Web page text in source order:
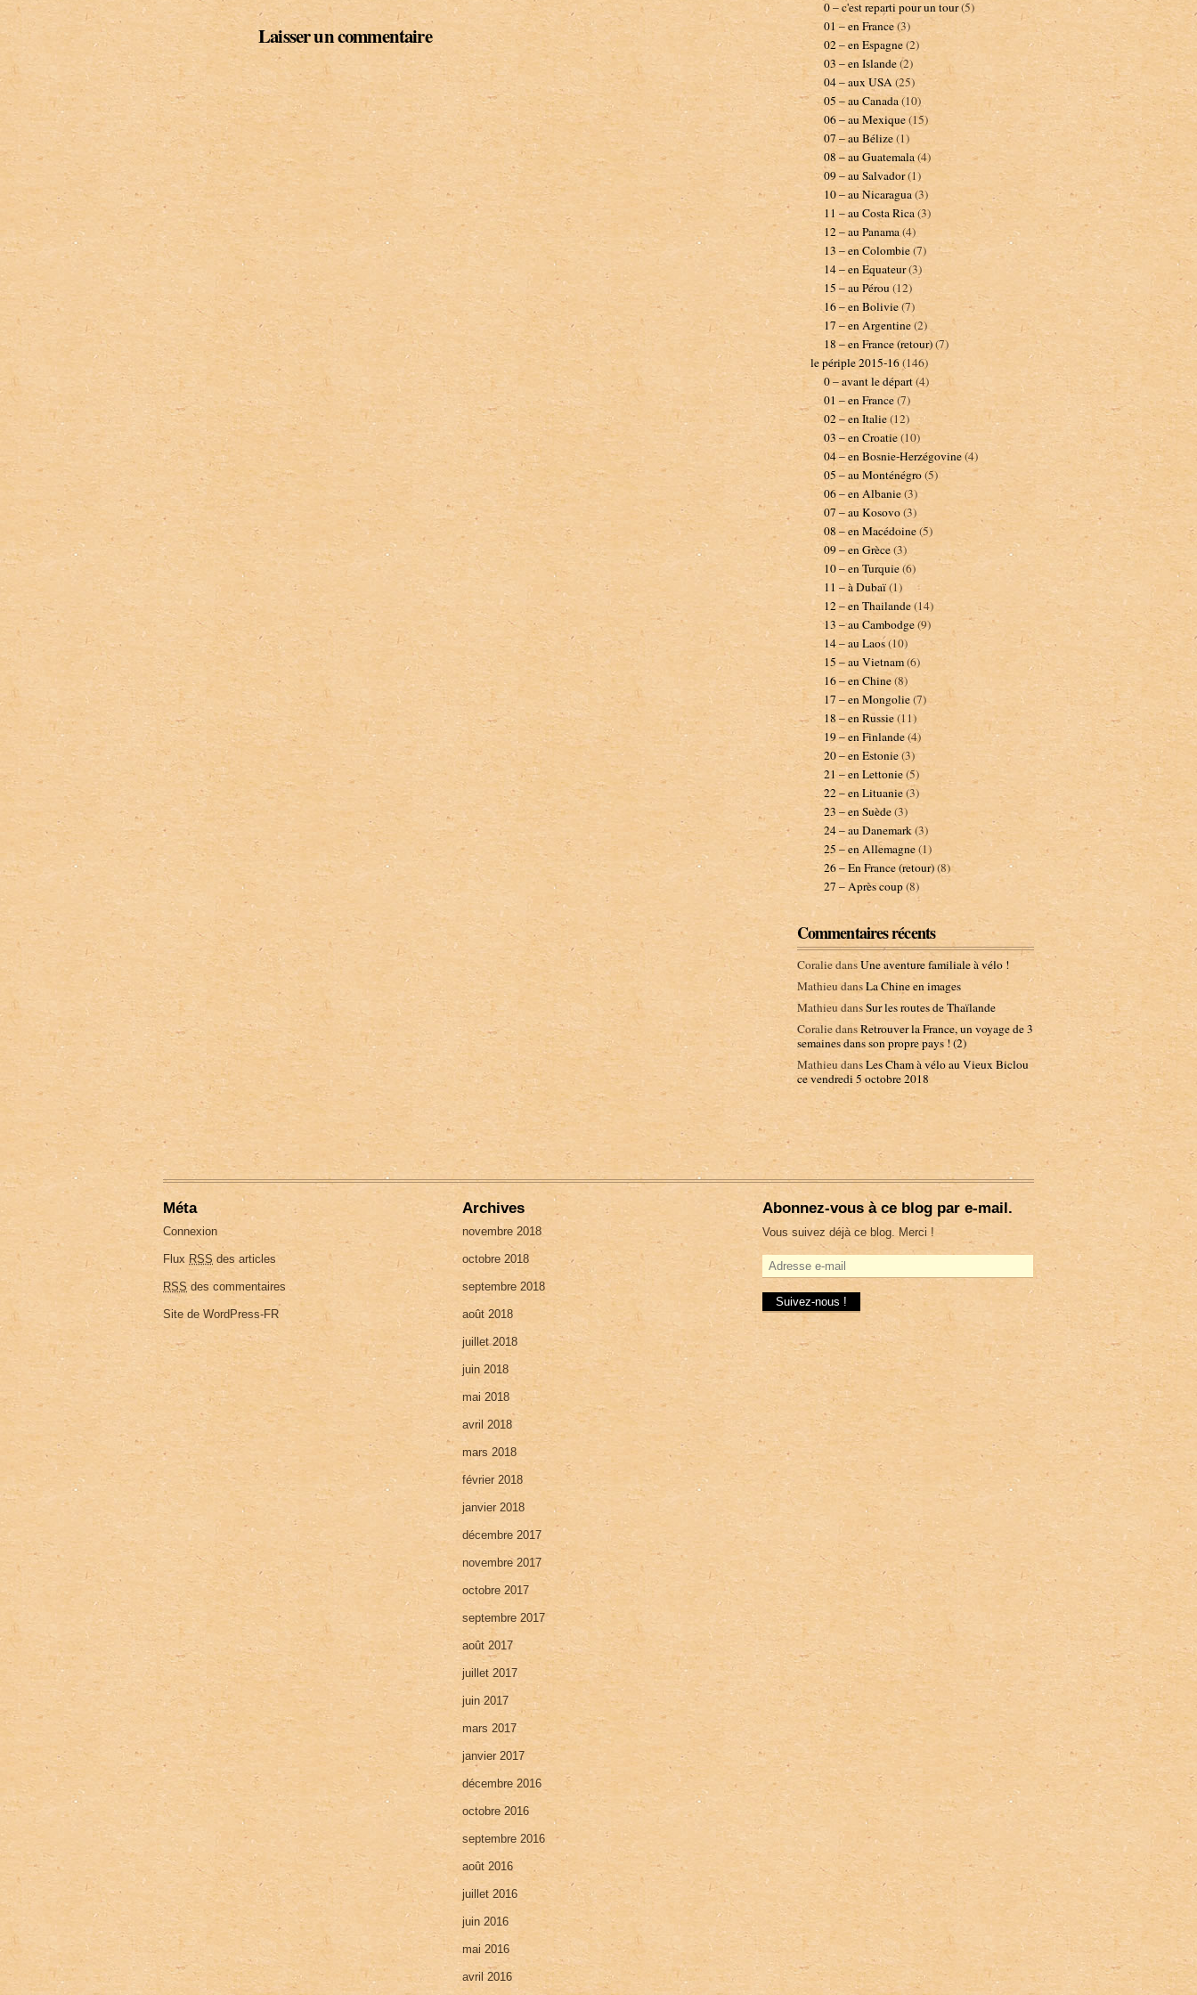
Laisser un commentaire
0 – c'est reparti pour un tour(5)
01 – en France(3)
02 – en Espagne(2)
03 – en Islande(2)
04 – aux USA(25)
05 – au Canada(10)
06 – au Mexique(15)
07 – au Bélize(1)
08 – au Guatemala(4)
09 – au Salvador(1)
10 – au Nicaragua(3)
11 – au Costa Rica(3)
12 – au Panama(4)
13 – en Colombie(7)
14 – en Equateur(3)
15 – au Pérou(12)
16 – en Bolivie(7)
17 – en Argentine(2)
18 – en France (retour)(7)
le périple 2015-16(146)
0 – avant le départ(4)
01 – en France(7)
02 – en Italie(12)
03 – en Croatie(10)
04 – en Bosnie-Herzégovine(4)
05 – au Monténégro(5)
06 – en Albanie(3)
07 – au Kosovo(3)
08 – en Macédoine(5)
09 – en Grèce(3)
10 – en Turquie(6)
11 – à Dubaï(1)
12 – en Thailande(14)
13 – au Cambodge(9)
14 – au Laos(10)
15 – au Vietnam(6)
16 – en Chine(8)
17 – en Mongolie(7)
18 – en Russie(11)
19 – en Finlande(4)
20 – en Estonie(3)
21 – en Lettonie(5)
22 – en Lituanie(3)
23 – en Suède(3)
24 – au Danemark(3)
25 – en Allemagne(1)
26 – En France (retour)(8)
27 – Après coup(8)
Commentaires récents
CoraliedansUne aventure familiale à vélo !
MathieudansLa Chine en images
Mathieu dansSur les routes de Thaïlande
CoraliedansRetrouver la France, un voyage de 3
semaines dans son propre pays ! (2)
MathieudansLes Cham à vélo au Vieux Biclou
ce vendredi 5 octobre 2018
Méta
Connexion
Flux RSS des articles
RSSdes commentaires
Site de WordPress-FR
Archives
novembre 2018
octobre 2018
septembre 2018
août 2018
juillet 2018
juin 2018
mai 2018
avril 2018
mars 2018
février 2018
janvier 2018
décembre 2017
novembre 2017
octobre 2017
septembre 2017
août 2017
juillet 2017
juin 2017
mars 2017
janvier 2017
décembre 2016
octobre 2016
septembre 2016
août 2016
juillet 2016
juin 2016
mai 2016
avril 2016
Abonnez-vous à ce blog par e-mail.
Vous suivez déjà ce blog. Merci !
A
d
r
e
i
l